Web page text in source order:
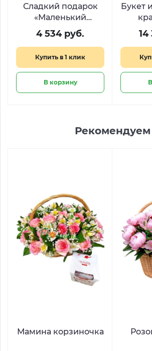
Сладкий подарок
«Маленький
кролик»
4 534 руб.
Купить в 1 клик
В корзину
Букет
14
Рекомендуем
Мамина корзиночка